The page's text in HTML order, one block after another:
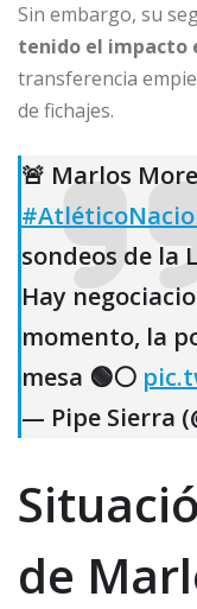
Sin embargo, su
tenido el impacto
transferencia
de fichajes.
🚨 Marlos
sondeos de la
Hay
momento, la
mesa 🟢⚪️
— Pipe Sierra
de